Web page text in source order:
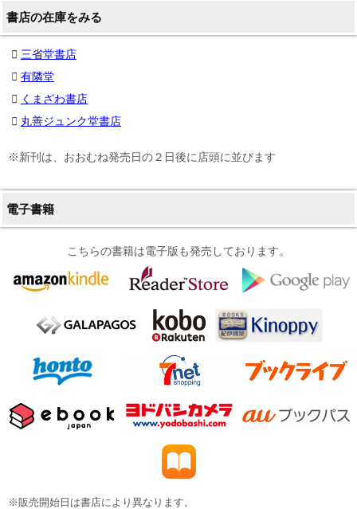
書店の在庫をみる
三省堂書店
有隣堂
くまざわ書店
丸善ジュンク堂書店
※新刊は、おおむね発売日の２日後に店頭に並びます
電子書籍
こちらの書籍は電子版も発売しております。
※販売開始日は書店により異なります。